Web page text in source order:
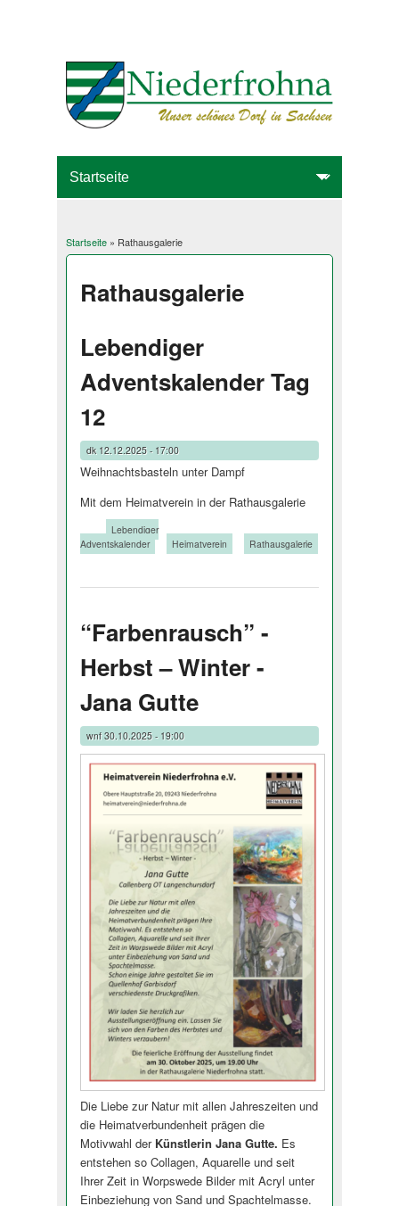
Sie sind hier
Startseite» Rathausgalerie
Rathausgalerie
Lebendiger
Adventskalender Tag
12
dk12.12.2025 - 17:00
Weihnachtsbasteln unter Dampf
Mit dem Heimatverein in der Rathausgalerie
Lebendiger
Adventskalender
Heimatverein Rathausgalerie
“Farbenrausch” -
Herbst – Winter -
Jana Gutte
wnf30.10.2025 - 19:00
Die Liebe zur Natur mit allen Jahreszeiten und
die Heimatverbundenheit prägen die
Motivwahl der Künstlerin Jana Gutte. Es
entstehen so Collagen, Aquarelle und seit
Ihrer Zeit in Worpswede Bilder mit Acryl unter
Einbeziehung von Sand und Spachtelmasse.